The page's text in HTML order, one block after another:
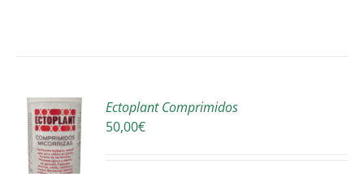
Ectoplant Comprimidos
50,00€